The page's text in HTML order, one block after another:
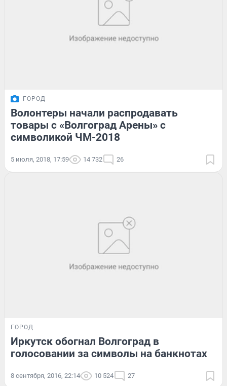
ГОРОД
Волонтеры начали распродавать
товары с «Волгоград Арены» с
символикой ЧМ-2018
5 июля, 2018, 17:59 14 732 26
ГОРОД
Иркутск обогнал Волгоград в
голосовании за символы на банкнотах
8 сентября, 2016, 22:14 10 524 27